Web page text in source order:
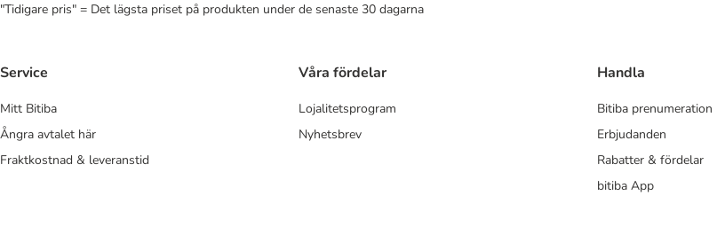
"Tidigare pris" = Det lägsta priset på produkten under de senaste 30 dagarna
Service
Mitt Bitiba
Ångra avtalet här
Fraktkostnad & leveranstid
Våra fördelar
Lojalitetsprogram
Nyhetsbrev
Handla
Bitiba prenumeration
Erbjudanden
Rabatter & fördelar
bitiba App